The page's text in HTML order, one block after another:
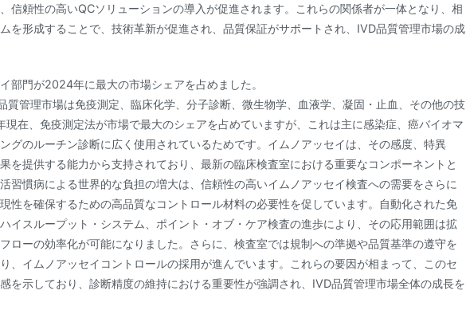
信頼性の高いQCソリューションの導入が促進されます。これらの関係者が一体となり、相
を形成することで、技術革新が促進され、品質保証がサポートされ、IVD品質管理市場の成
部門が2024年に最大の市場シェアを占めました。
質管理市場は免疫測定、臨床化学、分子診断、微生物学、血液学、凝固・止血、その他の技
在、免疫測定法が市場で最大のシェアを占めていますが、これは主に感染症、癌バイオマ
グのルーチン診断に広く使用されているためです。イムノアッセイは、その感度、特異
を提供する能力から支持されており、最新の臨床検査室における重要なコンポーネントと
習慣病による世界的な負担の増大は、信頼性の高いイムノアッセイ検査への需要をさらに
性を確保するための高品質なコントロール材料の必要性を促しています。自動化された免
イスループット・システム、ポイント・オブ・ケア検査の進歩により、その応用範囲は拡
ローの効率化が可能になりました。さらに、検査室では規制への準拠や品質基準の遵守を
、イムノアッセイコントロールの採用が進んでいます。これらの要因が相まって、このセ
を示しており、診断精度の維持における重要性が強調され、IVD品質管理市場全体の成長を